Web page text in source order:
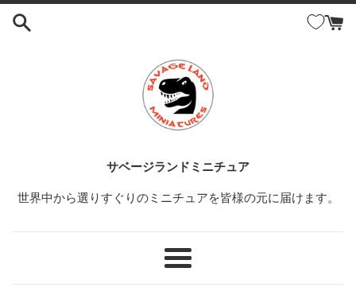
コ
サベージランドミニチュア
世界中から選りすぐりのミニチュアを皆様の元に届けます。
メ